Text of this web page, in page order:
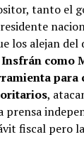
tanto el
los alejan del
como
para
,
prensa
fiscal pero